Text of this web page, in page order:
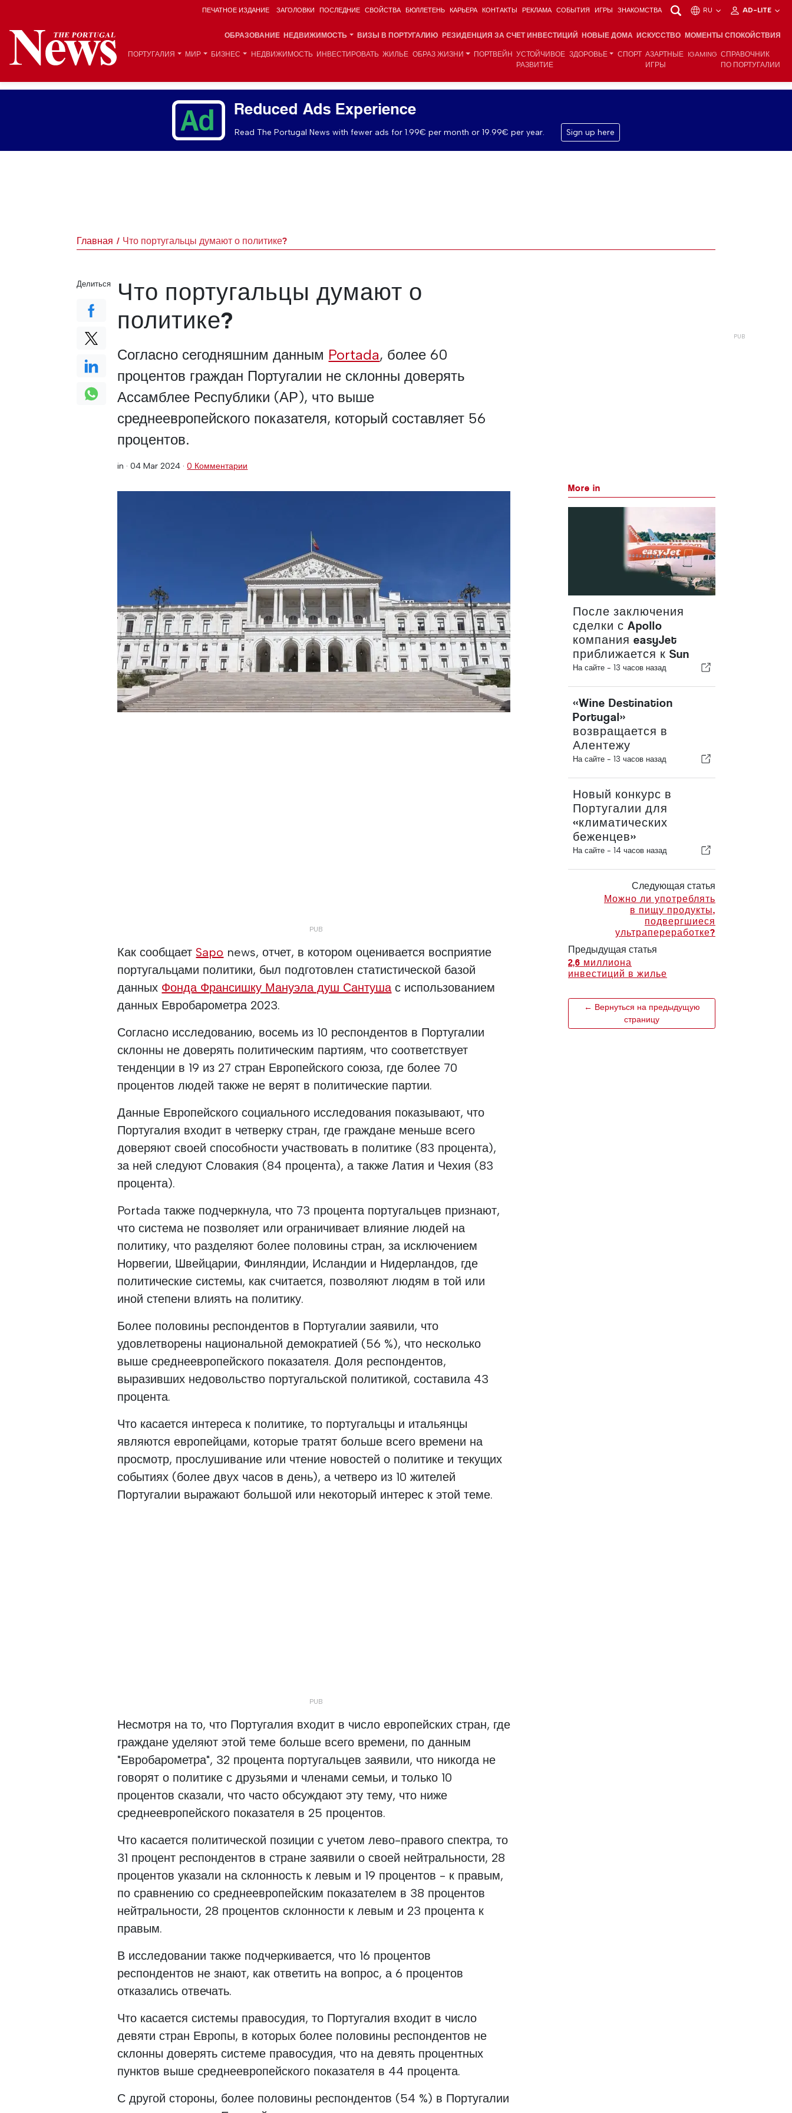
ПЕЧАТНОЕ ИЗДАНИЕ ЗАГОЛОВКИ ПОСЛЕДНИЕ СВОЙСТВА БЮЛЛЕТЕНЬ КАРЬЕРА КОНТАКТЫ РЕКЛАМА СОБЫТИЯ ИГРЫ ЗНАКОМСТВА RU AD-LITE
ОБРАЗОВАНИЕ НЕДВИЖИМОСТЬ ВИЗЫ В ПОРТУГАЛИЮ РЕЗИДЕНЦИЯ ЗА СЧЕТ ИНВЕСТИЦИЙ НОВЫЕ ДОМА ИСКУССТВО МОМЕНТЫ СПОКОЙСТВИЯ
ПОРТУГАЛИЯ МИР БИЗНЕС НЕДВИЖИМОСТЬ ИНВЕСТИРОВАТЬ ЖИЛЬЕ ОБРАЗ ЖИЗНИ ПОРТВЕЙН УСТОЙЧИВОЕ
РАЗВИТИЕ
ЗДОРОВЬЕ СПОРТ АЗАРТНЫЕ
ИГРЫ
IGAMING СПРАВОЧНИК
ПО ПОРТУГАЛИИ
Reduced Ads Experience
Read The Portugal News with fewer ads for 1.99€ per month or 19.99€ per year. Sign up here
Главная Что португальцы думают о политике?
Что португальцы думают о
политике?
Согласно сегодняшним данным Portada, более 60
процентов граждан Португалии не склонны доверять
Ассамблее Республики (АР), что выше
среднеевропейского показателя, который составляет 56
процентов.
in ·04 Mar 2024 ·0 Комментарии
Как сообщает Sapo news, отчет, в котором оценивается восприятие
португальцами политики, был подготовлен статистической базой
данных Фонда Франсишку Мануэла душ Сантушас использованием
данных Евробарометра 2023.
Согласно исследованию, восемь из 10 респондентов в Португалии
склонны не доверять политическим партиям, что соответствует
тенденции в 19 из 27 стран Европейского союза, где более 70
процентов людей также не верят в политические партии.
Данные Европейского социального исследования показывают, что
Португалия входит в четверку стран, где граждане меньше всего
доверяют своей способности участвовать в политике (83 процента),
за ней следуют Словакия (84 процента), а также Латия и Чехия (83
процента).
Portada также подчеркнула, что 73 процента португальцев признают,
что система не позволяет или ограничивает влияние людей на
политику, что разделяют более половины стран, за исключением
Норвегии, Швейцарии, Финляндии, Исландии и Нидерландов, где
политические системы, как считается, позволяют людям в той или
иной степени влиять на политику.
Более половины респондентов в Португалии заявили, что
удовлетворены национальной демократией (56 %), что несколько
выше среднеевропейского показателя. Доля респондентов,
выразивших недовольство португальской политикой, составила 43
процента.
Что касается интереса к политике, то португальцы и итальянцы
являются европейцами, которые тратят больше всего времени на
просмотр, прослушивание или чтение новостей о политике и текущих
событиях (более двух часов в день), а четверо из 10 жителей
Португалии выражают большой или некоторый интерес к этой теме.
Несмотря на то, что Португалия входит в число европейских стран, где
граждане уделяют этой теме больше всего времени, по данным
"Евробарометра", 32 процента португальцев заявили, что никогда не
говорят о политике с друзьями и членами семьи, и только 10
процентов сказали, что часто обсуждают эту тему, что ниже
среднеевропейского показателя в 25 процентов.
Что касается политической позиции с учетом лево-правого спектра, то
31 процент респондентов в стране заявили о своей нейтральности, 28
процентов указали на склонность к левым и 19 процентов - к правым,
по сравнению со среднеевропейским показателем в 38 процентов
нейтральности, 28 процентов склонности к левым и 23 процента к
правым.
В исследовании также подчеркивается, что 16 процентов
респондентов не знают, как ответить на вопрос, а 6 процентов
отказались отвечать.
Что касается системы правосудия, то Португалия входит в число
девяти стран Европы, в которых более половины респондентов не
склонны доверять системе правосудия, что на девять процентных
пунктов выше среднеевропейского показателя в 44 процента.
С другой стороны, более половины респондентов (54 %) в Португалии
Делиться
More in
После заключения
сделки с Apollo
компания easyJet
приближается к Sun
На сайте - 13 часов назад
«Wine Destination
Portugal»
возвращается в
Алентежу
На сайте - 13 часов назад
Новый конкурс в
Португалии для
«климатических
беженцев»
На сайте - 14 часов назад
Следующая статья
Можно ли употреблять
в пищу продукты,
подвергшиеся
ультрапереработке?
Предыдущая статья
2,6 миллиона
инвестиций в жилье
← Вернуться на предыдущую
страницу